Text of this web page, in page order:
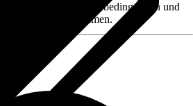
wie z. B. Rückgabebedingungen und
den Verkäufernamen.